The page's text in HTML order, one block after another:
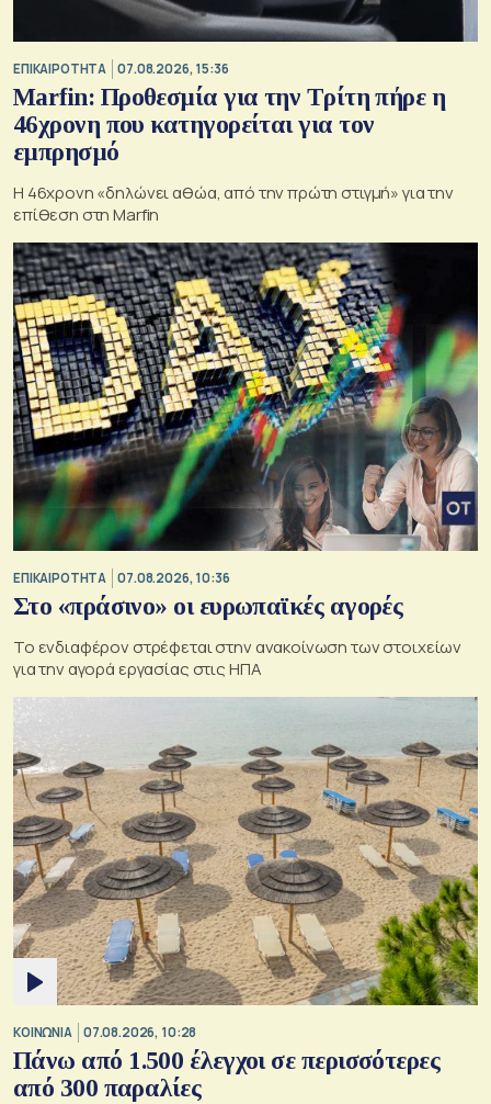
ΕΠΙΚΑΙΡΟΤΗΤΑ 07.08.2026, 15:36
Marfin: Προθεσμία για την Τρίτη πήρε η
46χρονη που κατηγορείται για τον
εμπρησμό
H 46χρονη «δηλώνει αθώα, από την πρώτη στιγμή» για την
επίθεση στη Marfin
ΕΠΙΚΑΙΡΟΤΗΤΑ 07.08.2026, 10:36
Στο «πράσινο» οι ευρωπαϊκές αγορές
Το ενδιαφέρον στρέφεται στην ανακοίνωση των στοιχείων
για την αγορά εργασίας στις ΗΠΑ
ΚΟΙΝΩΝΙΑ 07.08.2026, 10:28
Πάνω από 1.500 έλεγχοι σε περισσότερες
από 300 παραλίες